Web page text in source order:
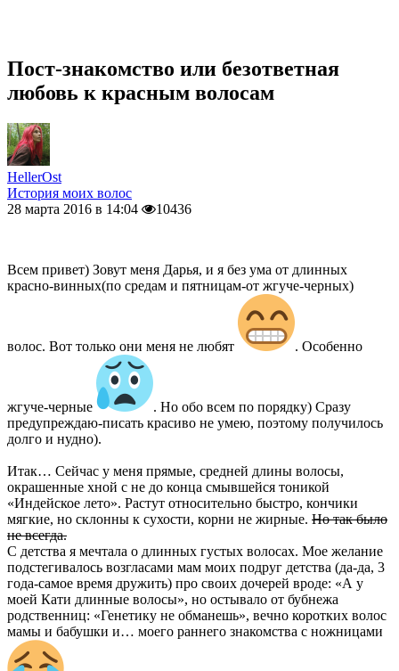
Пост-знакомство или безответная
любовь к красным волосам
HellerOst
История моих волос
28 марта 2016 в 14:04
10436
Всем привет) Зовут меня Дарья, и я без ума от длинных
красно-винных(по средам и пятницам-от жгуче-черных)
волос. Вот только они меня не любят . Особенно
жгуче-черные
. Но обо всем по порядку) Сразу
предупреждаю-писать красиво не умею, поэтому получилось
долго и нудно).
Итак… Сейчас у меня прямые, средней длины волосы,
окрашенные хной с не до конца смывшейся тоникой
«Индейское лето». Растут относительно быстро, кончики
мягкие, но склонны к сухости, корни не жирные. Но так было
не всегда.
С детства я мечтала о длинных густых волосах. Мое желание
подстегивалось возгласами мам моих подруг детства (да-да, 3
года-самое время дружить) про своих дочерей вроде: «А у
моей Кати длинные волосы», но остывало от бубнежа
родственниц: «Генетику не обманешь», вечно коротких волос
мамы и бабушки и… моего раннего знакомства с ножницами